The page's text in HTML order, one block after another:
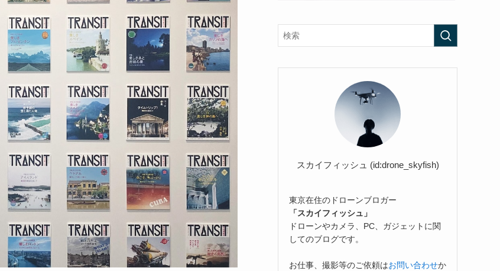
スカイフィッシュ (id:drone_skyfish)
東京在住のドローンブロガー
「スカイフィッシュ」
ドローンやカメラ、PC、ガジェットに関
してのブログです。
お仕事、撮影等のご依頼はお問い合わせか